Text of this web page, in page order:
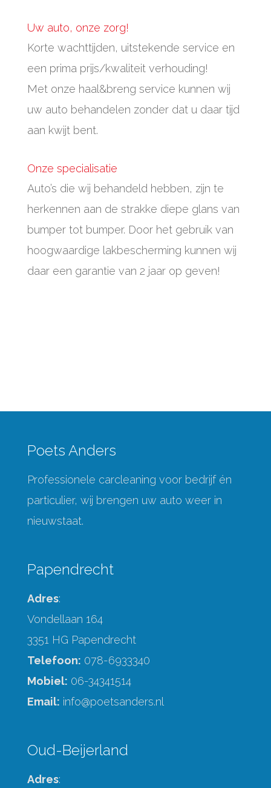
Uw auto, onze zorg!
Korte wachttijden, uitstekende service en
een prima prijs/kwaliteit verhouding!
Met onze haal&breng service kunnen wij
uw auto behandelen zonder dat u daar tijd
aan kwijt bent.
Onze specialisatie
Auto’s die wij behandeld hebben, zijn te
herkennen aan de strakke diepe glans van
bumper tot bumper. Door het gebruik van
hoogwaardige lakbescherming kunnen wij
daar een garantie van 2 jaar op geven!
Poets Anders
Professionele carcleaning voor bedrijf én
particulier, wij brengen uw auto weer in
nieuwstaat.
Papendrecht
Adres:
Vondellaan 164
3351 HG Papendrecht
Telefoon: 078-6933340
Mobiel: 06-34341514
Email: info@poetsanders.nl
Oud-Beijerland
Adres: